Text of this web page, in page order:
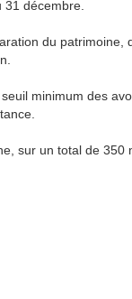
décembre.
du patrimoine,
minimum des
sur un total de